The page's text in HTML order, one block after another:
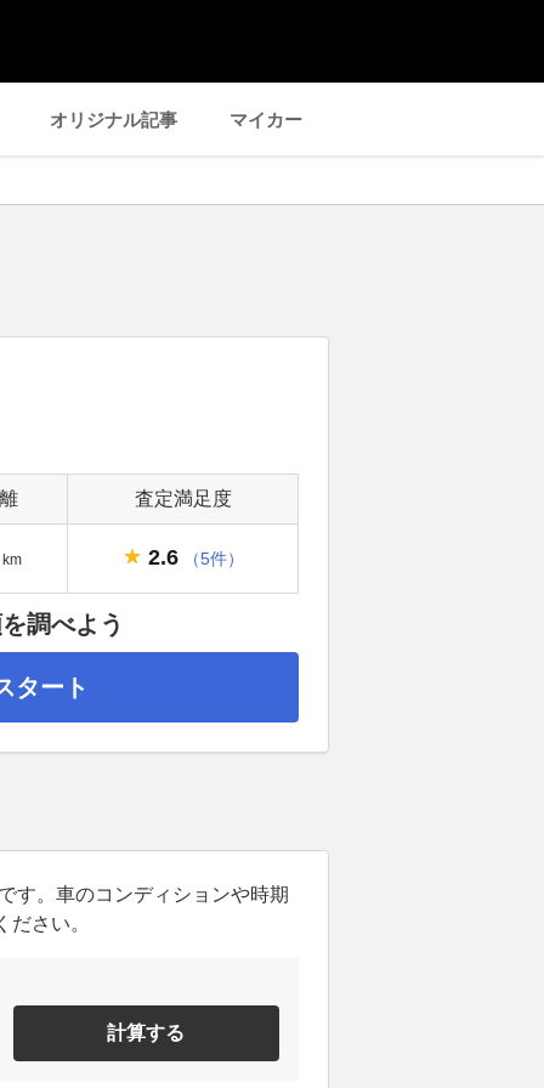
オリジナル記事 マイカー
査定満足度
km 2.6 （5件）
調べよう
タート
す。車のコンディションや時期
さい。
計算する